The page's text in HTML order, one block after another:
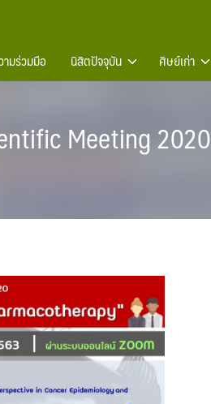
ามร่วมมือ นิสิตปัจจุบัน ศิษย์เก่า
Meeting 2020